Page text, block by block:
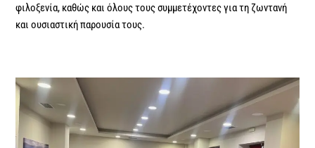
φιλοξενία, καθώς και όλους τους συμμετέχοντες για τη ζωντανή
και ουσιαστική παρουσία τους.